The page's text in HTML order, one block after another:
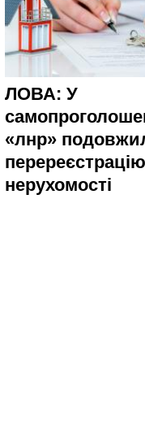
ЛОВА: У
«лнр»
перереєстрацію
нерухомості